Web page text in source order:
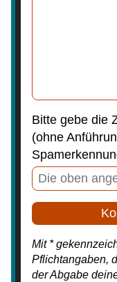
Bitte gebe die
(ohne
Mit *
Pflichtangaben,
der Abgabe